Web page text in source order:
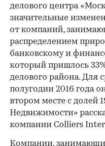
делового центра
значительные
от компаний,
распределением
банковскому и
который пришлось
делового района. Для
полугодии 2016 года
втором месте с долей
Недвижимости»
компании Colliers
Компании,